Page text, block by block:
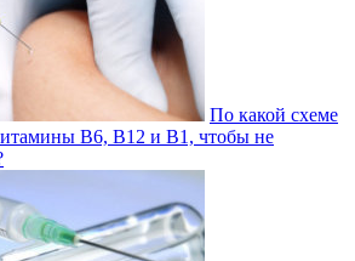
По какой схеме
В6, В12 и В1, чтобы не